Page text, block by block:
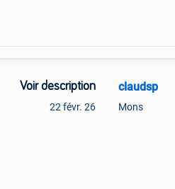
Voir description
22 févr. 26
claudsp
Mons